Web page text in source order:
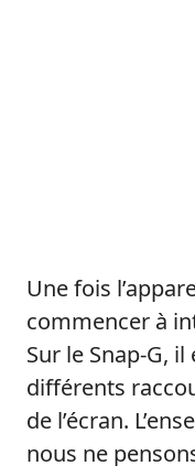
Une fois
commencer à
Sur le Snap-G, il
différents
de l’écran.
nous ne